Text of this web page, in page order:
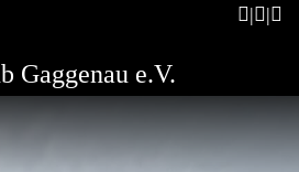
Gaggenau e.V.